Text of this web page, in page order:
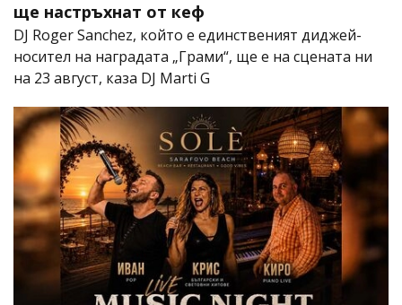
ще настръхнат от кеф
DJ Roger Sanchez, който е единственият диджей-
носител на наградата „Грами“, ще е на сцената ни
на 23 август, каза DJ Marti G